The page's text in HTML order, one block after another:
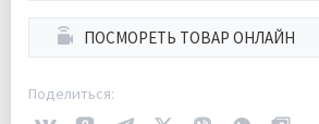
ПОСМОРЕТЬ ТОВАР ОНЛАЙН
Поделиться: